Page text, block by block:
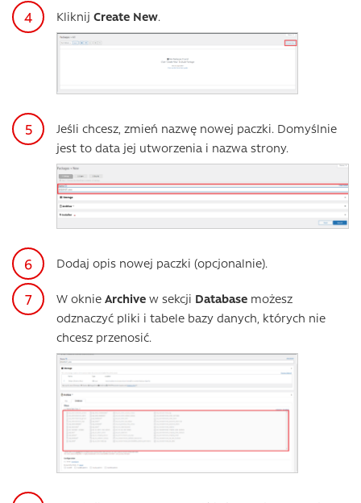
Kliknij Create New.
Jeśli chcesz, zmień nazwę nowej paczki. Domyślnie
jest to data jej utworzenia i nazwa strony.
Dodaj opis nowej paczki (opcjonalnie).
W oknie Archive w sekcji Database możesz
odznaczyć pliki i tabele bazy danych, których nie
chcesz przenosić.